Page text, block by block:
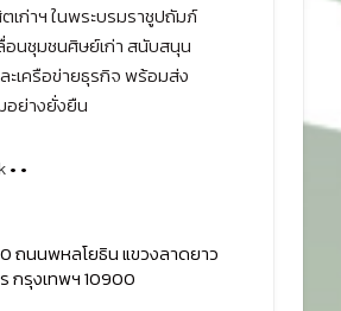
เก่าฯ ในพระบรมราชูปถัมภ์
อนชุมชนศิษย์เก่า สนับสนุน
ะเครือข่ายธุรกิจ พร้อมส่ง
อย่างยั่งยืน
• •
ถนนพหลโยธิน แขวงลาดยาว
กรุงเทพฯ 10900